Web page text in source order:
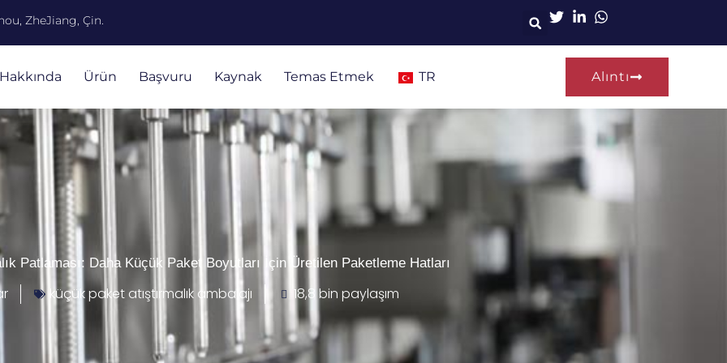
ZheJiang, Çin.
Hakkında Ürün Başvuru Kaynak Temas Etmek TR Alıntı
Patlaması: Daha Küçük Paket Boyutları İçin Üretilen Paketleme Hatları
küçük paket atıştırmalık ambalajı 18,8 bin paylaşım